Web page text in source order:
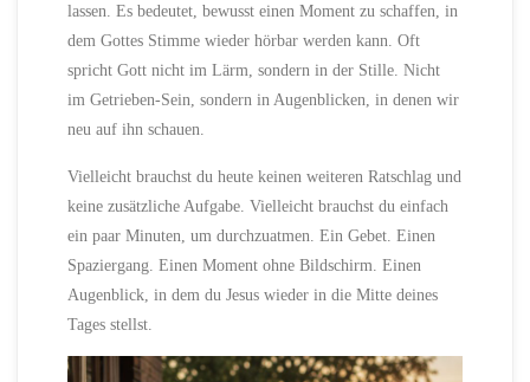
lassen. Es bedeutet, bewusst einen Moment zu schaffen, in
dem Gottes Stimme wieder hörbar werden kann. Oft
spricht Gott nicht im Lärm, sondern in der Stille. Nicht
im Getrieben-Sein, sondern in Augenblicken, in denen wir
neu auf ihn schauen.
Vielleicht brauchst du heute keinen weiteren Ratschlag und
keine zusätzliche Aufgabe. Vielleicht brauchst du einfach
ein paar Minuten, um durchzuatmen. Ein Gebet. Einen
Spaziergang. Einen Moment ohne Bildschirm. Einen
Augenblick, in dem du Jesus wieder in die Mitte deines
Tages stellst.